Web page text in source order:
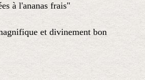
à l'ananas frais"
et divinement bon